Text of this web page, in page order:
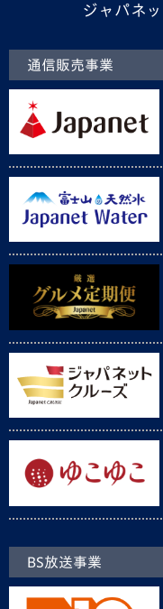
ジャパネ
通信販売事業
BS放送事業